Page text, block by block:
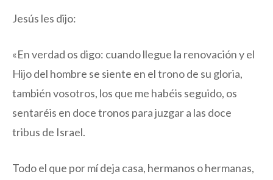
Jesús les dijo:
«En verdad os digo: cuando llegue la renovación y el
Hijo del hombre se siente en el trono de su gloria,
también vosotros, los que me habéis seguido, os
sentaréis en doce tronos para juzgar a las doce
tribus de Israel.
Todo el que por mí deja casa, hermanos o hermanas,